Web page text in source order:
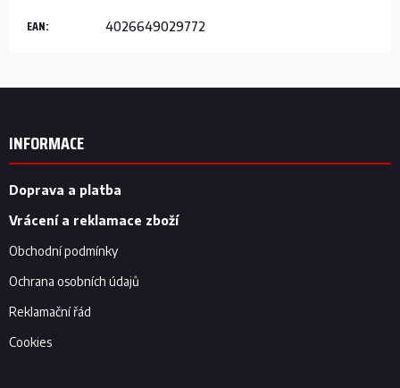
EAN: 4026649029772
Z
INFORMACE
Doprava a platba
Vrácení a reklamace zboží
Obchodní podmínky
Ochrana osobních údajů
Reklamační řád
Cookies